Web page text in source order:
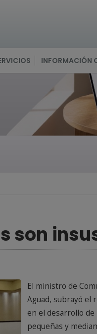
INFORMACIÓN
son
El ministro de
Aguad, subrayó el
en el desarrollo de
pequeñas y